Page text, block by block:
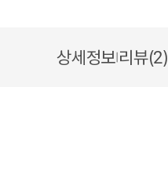
상세정보|리뷰(2)